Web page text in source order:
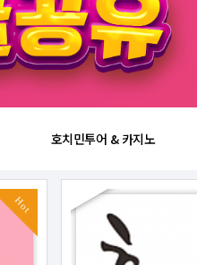
호치민투어 & 카지노
Hot